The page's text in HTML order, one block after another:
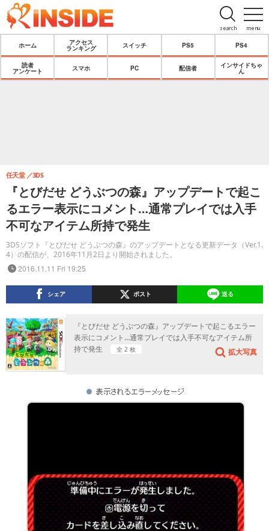
menu
search
ホーム
アクセス
ランキング
スイッチ PS5 PS4
読者
アンケート
スマホ PC 配信者
インサイドちゃ
ん
『とびだせ どうぶつの森』アップデートで起こ
るエラー表示にコメント…通常プレイでは入手
不可なアイテム所持で発生
3DSソフト『とびだせ どうぶつの森』のアップデートとなる更新データ（Ver.1.
4）の配信が、2016年11月2日より開始されました。
任天堂 3DS
2016.11.11 Fri 19:25
シェア ポスト 送る
『とびだせ どうぶつの森』アップデートで起こるエラー
表示にコメント…通常プレイでは入手不可なアイテム所
持で発生
全 2 枚 拡大写真